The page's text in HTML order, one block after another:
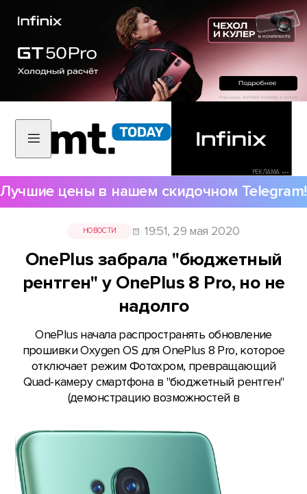
РЕКЛАМА •••
Лучшие цены в нашем скидочном Telegram!
НОВОСТИ 19:51, 29 мая 2020
OnePlus забрала "бюджетный
рентген" у OnePlus 8 Pro, но не
надолго
OnePlus начала распространять обновление
прошивки Oxygen OS для OnePlus 8 Pro, которое
отключает режим Фотохром, превращающий
Quad-камеру смартфона в "бюджетный рентген"
(демонстрацию возможностей в